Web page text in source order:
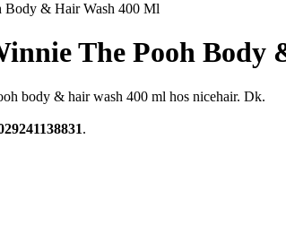
Body & Hair Wash 400 Ml
The Pooh Body
body & hair wash 400 ml hos nicehair. Dk.
.